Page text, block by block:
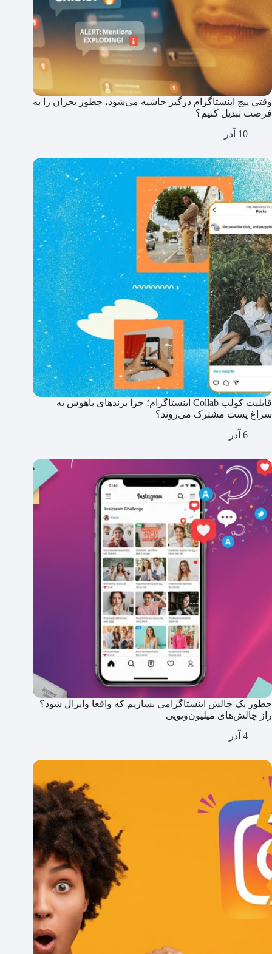
وقتی پیج اینستاگرام درگیر حاشیه می‌شود، چطور بحران را به
فرصت تبدیل کنیم؟
10 آذر
قابلیت کولب Collab اینستاگرام؛ چرا برندهای باهوش به
سراغ پست مشترک می‌روند؟
6 آذر
چطور یک چالش اینستاگرامی بسازیم که واقعا وایرال شود؟
راز چالش‌های میلیون‌ویویی
4 آذر